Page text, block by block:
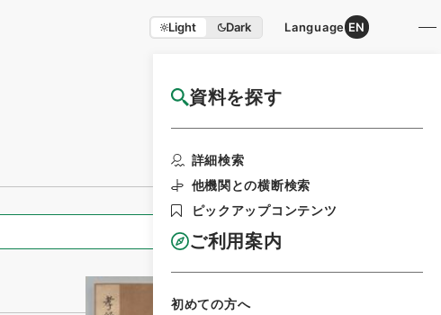
Light Dark Language EN
資料を探す
詳細検索
他機関との横断検索
ピックアップコンテンツ
ご利用案内
初めての方へ
国立公文書館HP利用案内
全ての情報